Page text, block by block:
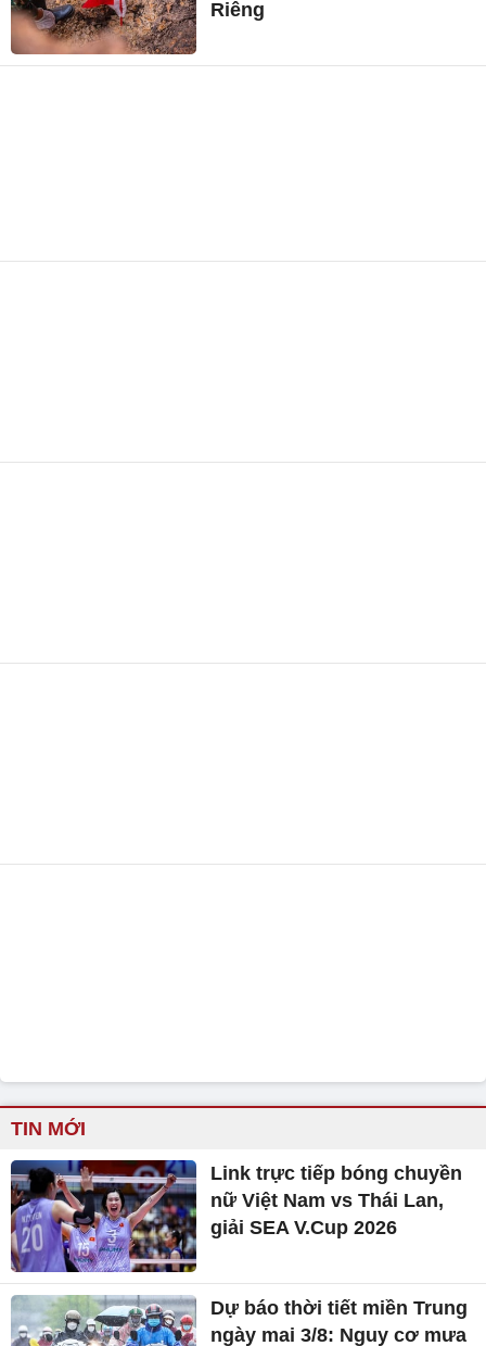
Riêng
TIN MỚI
Link trực tiếp bóng chuyền
nữ Việt Nam vs Thái Lan,
giải SEA V.Cup 2026
Dự báo thời tiết miền Trung
ngày mai 3/8: Nguy cơ mưa